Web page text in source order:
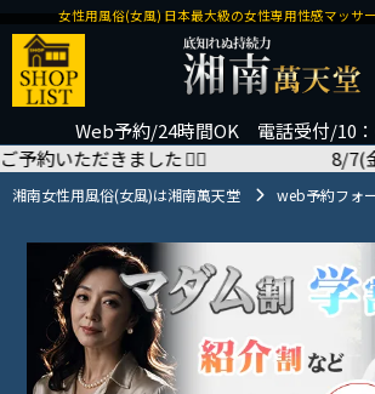
Web予約/24時間OK 電話受付/10：
女性用風俗(女風) 日本最大級の女性専用性感マッサー
湘南女性用風俗(女風)は湘南萬天堂 web予約フォ
きました🙇‍♂️ 8/7(金) 12:30